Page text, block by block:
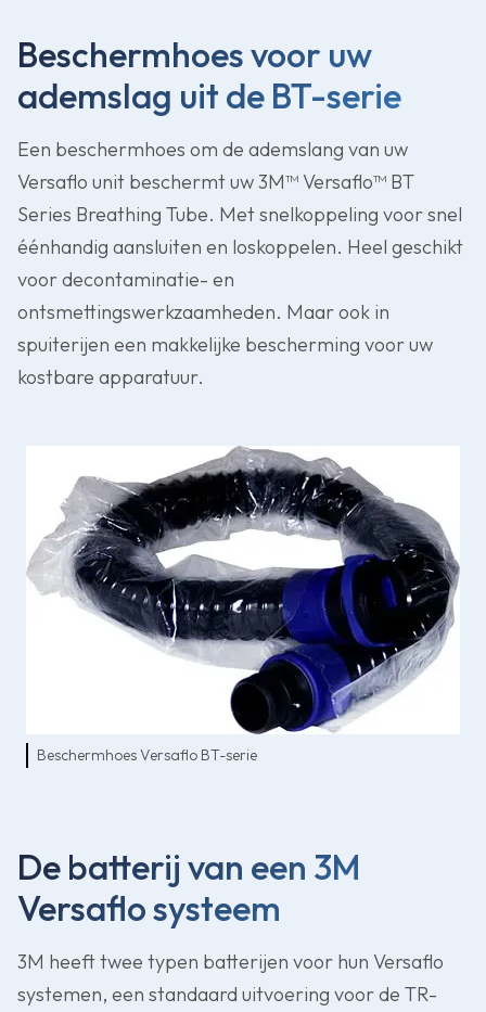
Beschermhoes voor uw
ademslag uit de BT-serie
Een beschermhoes om de ademslang van uw
Versaflo unit beschermt uw 3M™ Versaflo™ BT
Series Breathing Tube. Met snelkoppeling voor snel
éénhandig aansluiten en loskoppelen. Heel geschikt
voor decontaminatie- en
ontsmettingswerkzaamheden. Maar ook in
spuiterijen een makkelijke bescherming voor uw
kostbare apparatuur.
Beschermhoes Versaflo BT-serie
De batterij van een 3M
Versaflo systeem
3M heeft twee typen batterijen voor hun Versaflo
systemen, een standaard uitvoering voor de TR-